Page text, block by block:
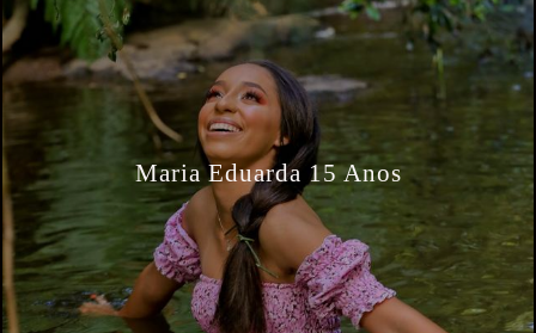
Maria Eduarda 15 Anos